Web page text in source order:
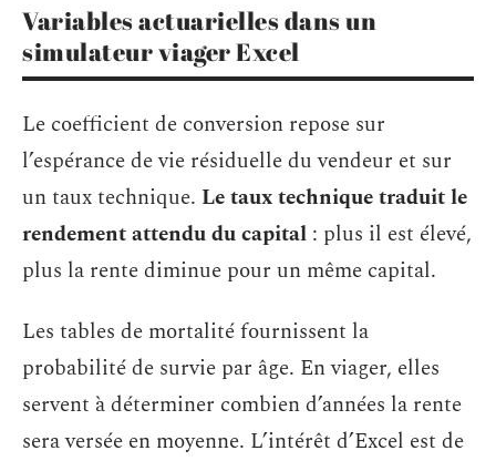
Variables actuarielles dans un
simulateur viager Excel
Le coefficient de conversion repose sur
l’espérance de vie résiduelle du vendeur et sur
un taux technique. Le taux technique traduit le
rendement attendu du capital : plus il est élevé,
plus la rente diminue pour un même capital.
Les tables de mortalité fournissent la
probabilité de survie par âge. En viager, elles
servent à déterminer combien d’années la rente
sera versée en moyenne. L’intérêt d’Excel est de